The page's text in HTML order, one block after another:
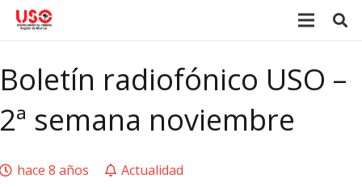
Boletín radiofónico USO –
2ª semana noviembre
hace 8 años Actualidad